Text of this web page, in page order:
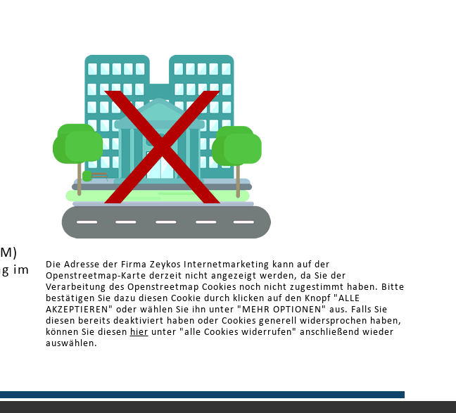
im
Die Adresse der Firma Zeykos Internetmarketing kann auf der
Openstreetmap-Karte derzeit nicht angezeigt werden, da Sie der
Verarbeitung des Openstreetmap Cookies noch nicht zugestimmt haben. Bitte
bestätigen Sie dazu diesen Cookie durch klicken auf den Knopf "ALLE
AKZEPTIEREN" oder wählen Sie ihn unter "MEHR OPTIONEN" aus. Falls Sie
diesen bereits deaktiviert haben oder Cookies generell widersprochen haben,
können Sie diesen hier unter "alle Cookies widerrufen" anschließend wieder
auswählen.